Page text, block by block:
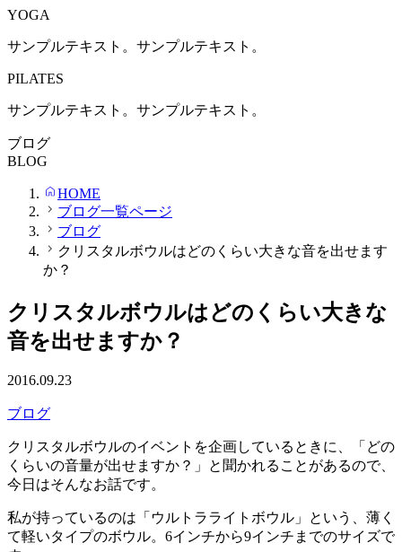
YOGA
サンプルテキスト。サンプルテキスト。
PILATES
サンプルテキスト。サンプルテキスト。
ブログ
BLOG
HOME
ブログ一覧ページ
ブログ
クリスタルボウルはどのくらい大きな音を出せます
か？
クリスタルボウルはどのくらい大きな
音を出せますか？
2016.09.23
ブログ
クリスタルボウルのイベントを企画しているときに、「どの
くらいの音量が出せますか？」と聞かれることがあるので、
今日はそんなお話です。
私が持っているのは「ウルトラライトボウル」という、薄く
て軽いタイプのボウル。6インチから9インチまでのサイズで